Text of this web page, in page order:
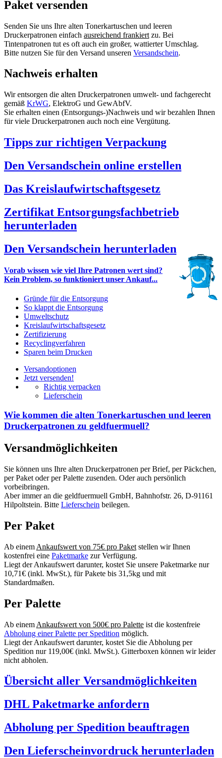
Paket versenden
Senden Sie uns Ihre alten Tonerkartuschen und leeren
Druckerpatronen einfach ausreichend frankiert zu. Bei
Tintenpatronen tut es oft auch ein großer, wattierter Umschlag.
Bitte nutzen Sie für den Versand unseren Versandschein.
Nachweis erhalten
Wir entsorgen die alten Druckerpatronen umwelt- und fachgerecht
gemäß KrWG, ElektroG und GewAbfV.
Sie erhalten einen (Entsorgungs-)Nachweis und wir bezahlen Ihnen
für viele Druckerpatronen auch noch eine Vergütung.
Tipps zur richtigen Verpackung
Den Versandschein online erstellen
Das Kreislaufwirtschaftsgesetz
Zertifikat Entsorgungsfachbetrieb
herunterladen
Den Versandschein herunterladen
Vorab wissen wie viel Ihre Patronen wert sind?
Kein Problem, so funktioniert unser Ankauf...
Gründe für die Entsorgung
So klappt die Entsorgung
Umweltschutz
Kreislaufwirtschaftsgesetz
Zertifizierung
Recyclingverfahren
Sparen beim Drucken
Versandoptionen
Jetzt versenden!
Richtig verpacken
Lieferschein
Wie kommen die alten Tonerkartuschen und leeren
Druckerpatronen zu geldfuermuell?
Versandmöglichkeiten
Sie können uns Ihre alten Druckerpatronen per Brief, per Päckchen,
per Paket oder per Palette zusenden. Oder auch persönlich
vorbeibringen.
Aber immer an die geldfuermuell GmbH, Bahnhofstr. 26, D-91161
Hilpoltstein. Bitte Lieferschein beilegen.
Per Paket
Ab einem Ankaufswert von 75€ pro Paket stellen wir Ihnen
kostenfrei eine Paketmarke zur Verfügung.
Liegt der Ankaufswert darunter, kostet Sie unsere Paketmarke nur
10,71€ (inkl. MwSt.), für Pakete bis 31,5kg und mit
Standardmaßen.
Per Palette
Ab einem Ankaufswert von 500€ pro Palette ist die kostenfreie
Abholung einer Palette per Spedition möglich.
Liegt der Ankaufswert darunter, kostet Sie die Abholung per
Spedition nur 119,00€ (inkl. MwSt.). Gitterboxen können wir leider
nicht abholen.
Übersicht aller Versandmöglichkeiten
DHL Paketmarke anfordern
Abholung per Spedition beauftragen
Den Lieferscheinvordruck herunterladen